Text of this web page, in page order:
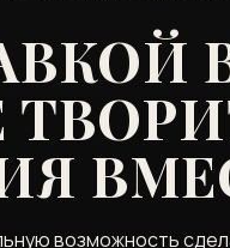
возможность